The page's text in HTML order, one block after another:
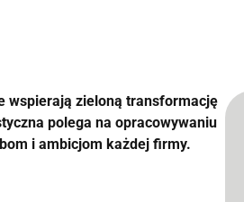
wspierają zieloną transformację
polega na opracowywaniu
i ambicjom każdej firmy.